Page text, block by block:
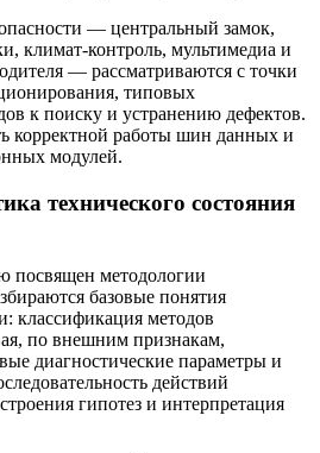
— центральный замок,
климат‑контроль, мультимедиа и
— рассматриваются с точки
типовых
к поиску и устранению дефектов.
корректной работы шин данных и
модулей.
технического состояния
посвящен методологии
базовые понятия
классификация методов
по внешним признакам,
диагностические параметры и
действий
гипотез и интерпретация